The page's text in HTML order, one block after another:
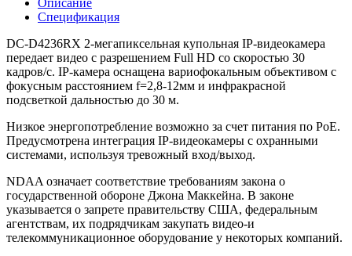
Спецификация
DC-D4236RX 2-мегапиксельная купольная IP-видеокамера
передает видео с разрешением Full HD со скоростью 30
кадров/с. IP-камера оснащена вариофокальным объективом с
фокусным расстоянием f=2,8-12мм и инфракрасной
подсветкой дальностью до 30 м.
Низкое энергопотребление возможно за счет питания по PoE.
Предусмотрена интеграция IP-видеокамеры с охранными
системами, используя тревожный вход/выход.
NDAA означает соответствие требованиям закона о
государственной обороне Джона Маккейна. В законе
указывается о запрете правительству США, федеральным
агентствам, их подрядчикам закупать видео-и
телекоммуникационное оборудование у некоторых компаний.